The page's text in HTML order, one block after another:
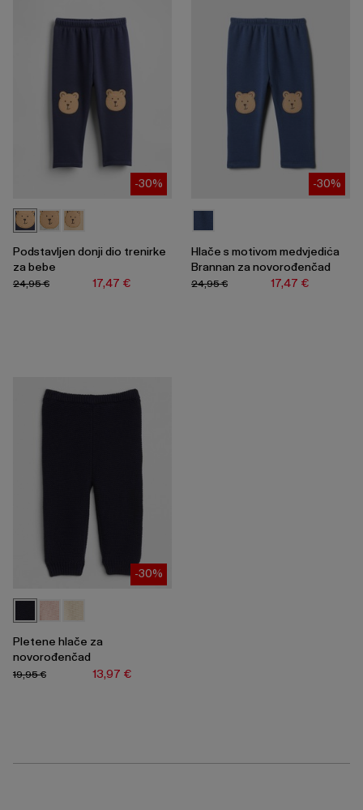
-30%
Podstavljen donji dio trenirke
za bebe
17,47 €
24,95 €
-30%
Hlače s motivom medvjedića
Brannan za novorođenčad
17,47 €
24,95 €
-30%
Pletene hlače za
novorođenčad
13,97 €
19,95 €